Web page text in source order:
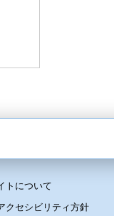
トについて
クセシビリティ方針